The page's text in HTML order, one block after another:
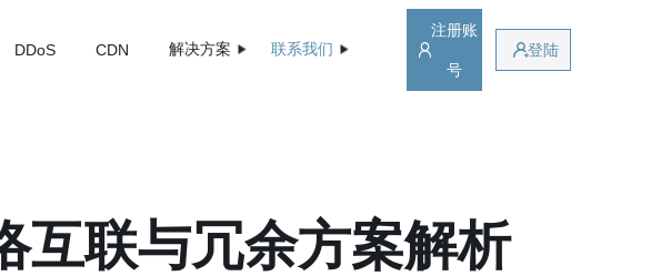
DDoS CDN 解决方案 联系我们
注册账
号
登陆
互联与冗余方案解析